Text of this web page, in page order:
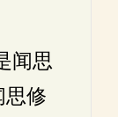
闻思
思修